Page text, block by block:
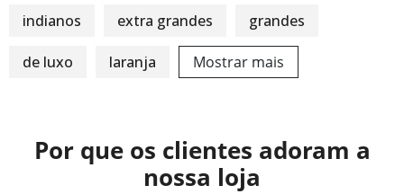
indianos extra grandes grandes
de luxo laranja Mostrar mais
Por que os clientes adoram a
nossa loja